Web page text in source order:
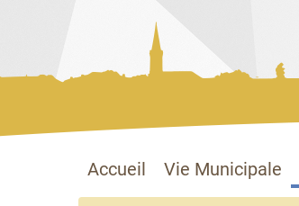
Accueil Vie Municipale